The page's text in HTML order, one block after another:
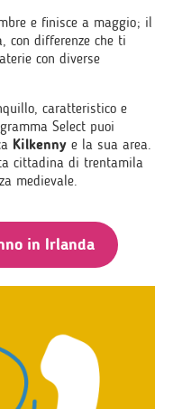
e finisce a maggio; il
con differenze che ti
con diverse
caratteristico e
Select puoi
Kilkenny e la sua area.
cittadina di trentamila
medievale.
in Irlanda